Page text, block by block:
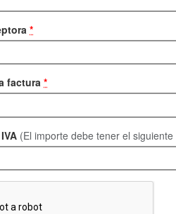
*
factura *
(El importe debe tener el